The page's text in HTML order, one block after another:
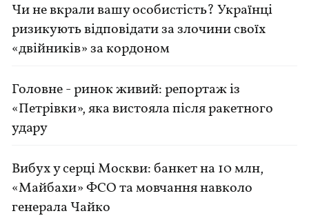
Чи не вкрали вашу особистість? Українці
ризикують відповідати за злочини своїх
«двійників» за кордоном
Головне - ринок живий: репортаж із
«Петрівки», яка вистояла після ракетного
удару
Вибух у серці Москви: банкет на 10 млн,
«Майбахи» ФСО та мовчання навколо
генерала Чайко